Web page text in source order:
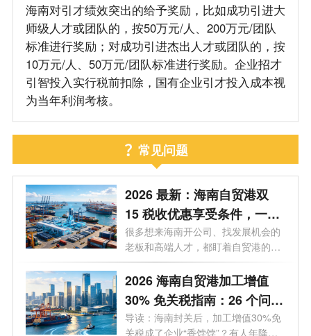
海南对引才绩效突出的给予奖励，比如成功引进大
师级人才或团队的，按50万元/人、200万元/团队
标准进行奖励；对成功引进杰出人才或团队的，按
10万元/人、50万元/团队标准进行奖励。企业招才
引智投入实行税前扣除，国有企业引才投入成本视
为当年利润考核。
常见问题
2026 最新：海南自贸港双
15 税收优惠享受条件，一文
讲透
很多想来海南开公司、找发展机会的
老板和高端人才，都盯着自贸港的双
15税...
2026 海南自贸港加工增值
30% 免关税指南：26 个问题
一次说透，企业必看！
导读：海南封关后，加工增值30%免
关税成了企业“香饽饽”？有人年降低